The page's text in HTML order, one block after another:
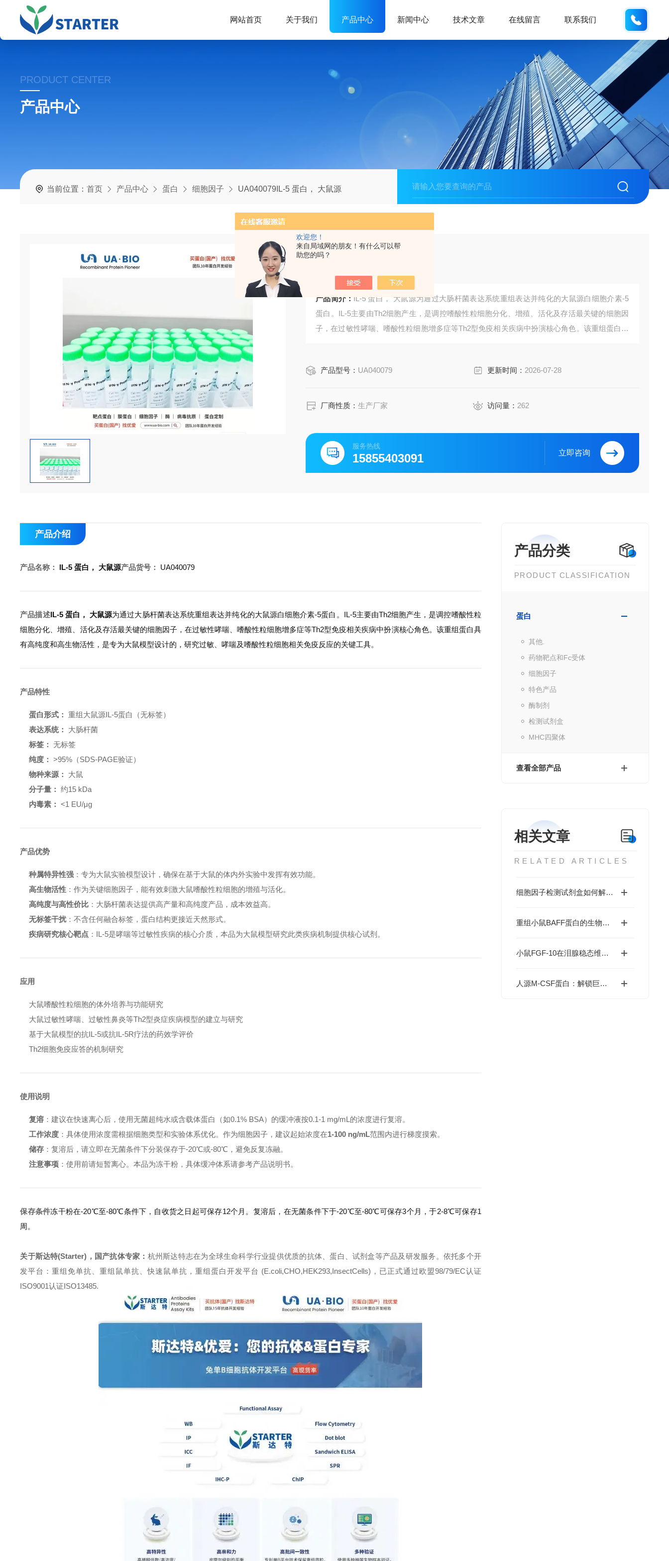
欢迎您！
来自局域网的朋友！有什么可以帮
助您的吗？
网站首页 关于我们 产品中心 新闻中心 技术文章 在线留言 联系我们
PRODUCT CENTER
产品中心
当前位置：首页 产品中心 蛋白 细胞因子 UA040079IL-5 蛋白， 大鼠源
产品简介： IL-5 蛋白， 大鼠源为通过大肠杆菌表达系统重组表达并纯化的大鼠源白细胞介素-5
蛋白。IL-5主要由Th2细胞产生，是调控嗜酸性粒细胞分化、增殖、活化及存活最关键的细胞因
子，在过敏性哮喘、嗜酸性粒细胞增多症等Th2型免疫相关疾病中扮演核心角色。该重组蛋白具
产品型号： UA040079 更新时间： 2026-07-28
厂商性质：生产厂家 访问量： 262
服务热线
15855403091 立即咨询
产品分类
PRODUCT CLASSIFICATION
蛋白
其他.
药物靶点和Fc受体
细胞因子
特色产品
酶制剂
检测试剂盒
MHC四聚体
查看全部产品
相关文章
RELATED ARTICLES
细胞因子检测试剂盒如何解码免疫调控网络？
重组小鼠BAFF蛋白的生物学特性及科研应用价值
小鼠FGF-10在泪腺稳态维持与干眼症干预中的价值
人源M-CSF蛋白：解锁巨噬细胞研究与肿瘤免疫的科研密钥
产品介绍
产品名称： IL-5 蛋白， 大鼠源产品货号： UA040079
产品描述IL-5 蛋白， 大鼠源为通过大肠杆菌表达系统重组表达并纯化的大鼠源白细胞介素-5蛋白。IL-5主要由Th2细胞产生，是调控嗜酸性粒
细胞分化、增殖、活化及存活最关键的细胞因子，在过敏性哮喘、嗜酸性粒细胞增多症等Th2型免疫相关疾病中扮演核心角色。该重组蛋白具
有高纯度和高生物活性，是专为大鼠模型设计的，研究过敏、哮喘及嗜酸性粒细胞相关免疫反应的关键工具。
产品特性
蛋白形式： 重组大鼠源IL-5蛋白（无标签）
表达系统：
大肠杆菌
标签： 无标签
纯度： >95%（SDS-PAGE验证）
物种来源：
大鼠
分子量： 约15 kDa
内毒素： <1 EU/μg
产品优势
种属特异性强 ：专为大鼠实验模型设计，确保在基于大鼠的体内外实验中发挥有效功能。
高生物活性 ：作为关键细胞因子，能有效刺激大鼠嗜酸性粒细胞的增殖与活化。
高纯度与高性价比 ：大肠杆菌表达提供高产量和高纯度产品，成本效益高。
无标签干扰：不含任何融合标签，蛋白结构更接近天然形式。
疾病研究核心靶点 ：IL-5是哮喘等过敏性疾病的核心介质，本品为大鼠模型研究此类疾病机制提供核心试剂。
应用
大鼠嗜酸性粒细胞的体外培养与功能研究
大鼠过敏性哮喘、过敏性鼻炎等Th2型炎症疾病模型的建立与研究
基于大鼠模型的抗IL-5或抗IL-5R疗法的药效学评价
Th2细胞免疫应答的机制研究
使用说明
复溶 ：建议在快速离心后，使用无菌超纯水或含载体蛋白（如0.1% BSA）的缓冲液按0.1-1 mg/mL的浓度进行复溶。
工作浓度 ：具体使用浓度需根据细胞类型和实验体系优化。作为细胞因子，建议起始浓度在1-100 ng/mL范围内进行梯度摸索。
储存 ：复溶后，请立即在无菌条件下分装保存于-20℃或-80℃，避免反复冻融。
注意事项 ：使用前请短暂离心。本品为冻干粉，具体缓冲体系请参考产品说明书。
保存条件冻干粉在-20℃至-80℃条件下，自收货之日起可保存12个月。复溶后，在无菌条件下于-20℃至-80℃可保存3个月，于2-8℃可保存1
周。
关于斯达特(Starter)，国产抗体专家： 杭州斯达特志在为全球生命科学行业提供优质的抗体、蛋白、试剂盒等产品及研发服务。依托多个开
发平台：重组免单抗、重组鼠单抗、快速鼠单抗，重组蛋白开发平台 (E.coli,CHO,HEK293,InsectCells)，已正式通过欧盟98/79/EC认证
ISO9001认证ISO13485.